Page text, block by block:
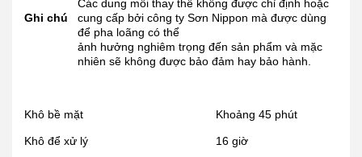
Ghi chú
Các dung môi thay thế không được chỉ định hoặc
cung cấp bởi công ty Sơn Nippon mà được dùng
để pha loãng có thể
ảnh hưởng nghiêm trọng đến sản phẩm và mặc
nhiên sẽ không được bảo đảm hay bảo hành.
Khô bề mặt Khoảng 45 phút
Khô để xử lý 16 giờ